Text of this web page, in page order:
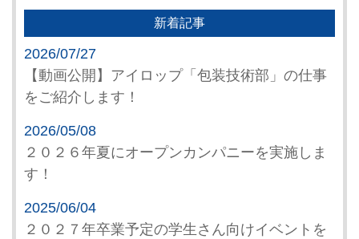
新着記事
2026/07/27
【動画公開】アイロップ「包装技術部」の仕事
をご紹介します！
2026/05/08
２０２６年夏にオープンカンパニーを実施しま
す！
2025/06/04
２０２７年卒業予定の学生さん向けイベントを